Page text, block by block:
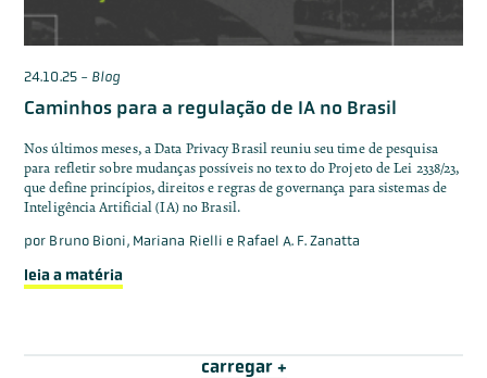
24.10.25- Blog
Caminhos para a regulação de IA no Brasil
Nos últimos meses, a Data Privacy Brasil reuniu seu time de pesquisa
para refletir sobre mudanças possíveis no texto do Projeto de Lei 2338/23,
que define princípios, direitos e regras de governança para sistemas de
Inteligência Artificial (IA) no Brasil.
por Bruno Bioni, Mariana Rielli e Rafael A. F. Zanatta
leia a matéria
carregar +